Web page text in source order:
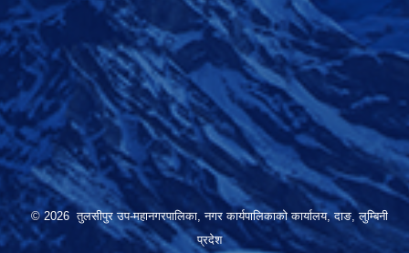
© 2026 तुलसीपुर उप-महानगरपालिका, नगर कार्यपालिकाको कार्यालय, दाङ, लुम्बिनी
प्रदेश